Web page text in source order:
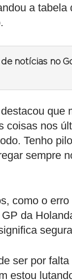
a tabela
notícias no
que
coisas nos
Tenho
sempre
como o
da
ser por
estou